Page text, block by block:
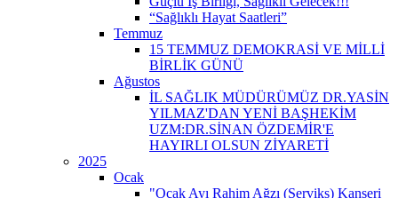
“Sağlıklı Hayat Saatleri”
Temmuz
15 TEMMUZ DEMOKRASİ VE MİLLİ
BİRLİK GÜNÜ
Ağustos
İL SAĞLIK MÜDÜRÜMÜZ DR.YASİN
YILMAZ'DAN YENİ BAŞHEKİM
UZM:DR.SİNAN ÖZDEMİR'E
HAYIRLI OLSUN ZİYARETİ
2025
Ocak
"Ocak Ayı Rahim Ağzı (Serviks) Kanseri